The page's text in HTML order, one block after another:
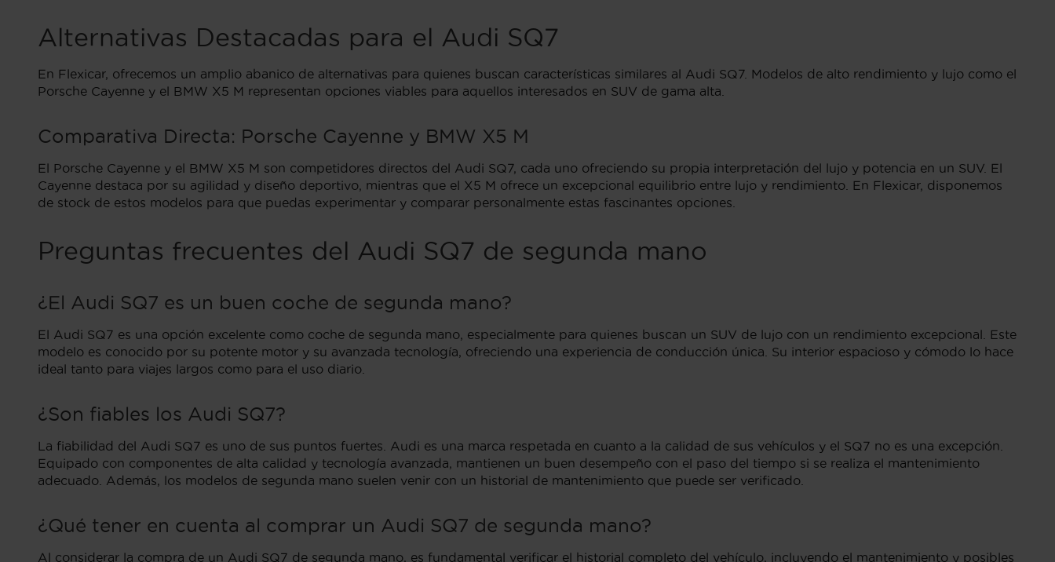
Alternativas Destacadas para el Audi SQ7
En Flexicar, ofrecemos un amplio abanico de alternativas para quienes buscan características similares al Audi SQ7. Modelos de alto rendimiento y lujo como el
Porsche Cayenne y el BMW X5 M representan opciones viables para aquellos interesados en SUV de gama alta.
Comparativa Directa: Porsche Cayenne y BMW X5 M
El Porsche Cayenne y el BMW X5 M son competidores directos del Audi SQ7, cada uno ofreciendo su propia interpretación del lujo y potencia en un SUV. El
Cayenne destaca por su agilidad y diseño deportivo, mientras que el X5 M ofrece un excepcional equilibrio entre lujo y rendimiento. En Flexicar, disponemos
de stock de estos modelos para que puedas experimentar y comparar personalmente estas fascinantes opciones.
Preguntas frecuentes del Audi SQ7 de segunda mano
¿El Audi SQ7 es un buen coche de segunda mano?
El Audi SQ7 es una opción excelente como coche de segunda mano, especialmente para quienes buscan un SUV de lujo con un rendimiento excepcional. Este
modelo es conocido por su potente motor y su avanzada tecnología, ofreciendo una experiencia de conducción única. Su interior espacioso y cómodo lo hace
ideal tanto para viajes largos como para el uso diario.
¿Son fiables los Audi SQ7?
La fiabilidad del Audi SQ7 es uno de sus puntos fuertes. Audi es una marca respetada en cuanto a la calidad de sus vehículos y el SQ7 no es una excepción.
Equipado con componentes de alta calidad y tecnología avanzada, mantienen un buen desempeño con el paso del tiempo si se realiza el mantenimiento
adecuado. Además, los modelos de segunda mano suelen venir con un historial de mantenimiento que puede ser verificado.
¿Qué tener en cuenta al comprar un Audi SQ7 de segunda mano?
Al considerar la compra de un Audi SQ7 de segunda mano, es fundamental verificar el historial completo del vehículo, incluyendo el mantenimiento y posibles